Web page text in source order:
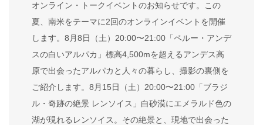
オンライン・トークイベントのお知らせです。この
夏、南米をテーマに2回のオンラインイベントを開催
します。8月8日（土）20:00〜21:00「ペルー・アンデ
スの白いアルパカ」標高4,500mを超えるアンデス高
原で出会ったアルパカと人々の暮らし、撮影の裏側を
ご紹介します。8月15日（土）20:00〜21:00「ブラジ
ル・奇跡の絶景 レンソイス」白砂漠にエメラルド色の
湖が現れるレンソイス。その絶景と、現地で出会った